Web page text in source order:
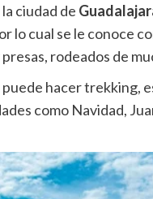
ciudad de
lo cual se le conoce
rodeados de
hacer trekking,
como Navidad,